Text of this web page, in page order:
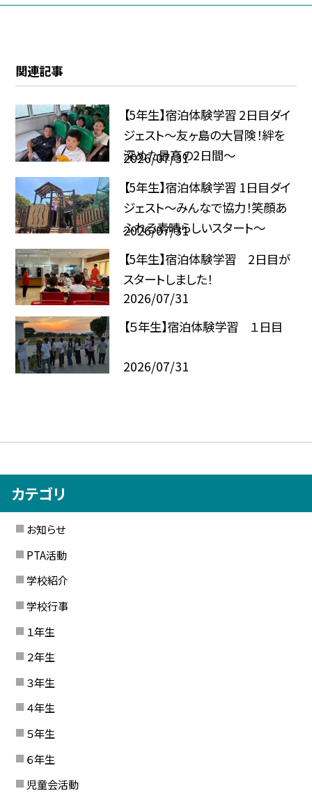
関連記事
【5年生】宿泊体験学習 2日目ダイ
ジェスト〜友ヶ島の大冒険！絆を
深めた最高の2日間〜
2026/07/31
【5年生】宿泊体験学習 1日目ダイ
ジェスト〜みんなで協力！笑顔あ
ふれる素晴らしいスタート〜
2026/07/31
【5年生】宿泊体験学習 2日目が
スタートしました！
2026/07/31
【５年生】宿泊体験学習 １日目
2026/07/31
カテゴリ
お知らせ
PTA活動
学校紹介
学校行事
１年生
２年生
３年生
４年生
５年生
６年生
児童会活動